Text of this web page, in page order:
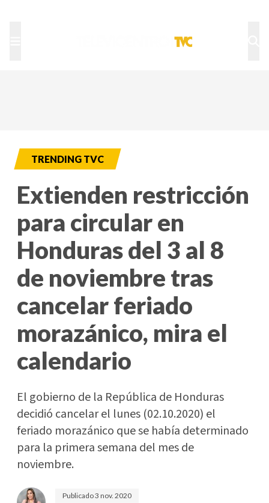
TRENDING TVC
Extienden restricción
para circular en
Honduras del 3 al 8
de noviembre tras
cancelar feriado
morazánico, mira el
calendario
El gobierno de la República de Honduras
decidió cancelar el lunes (02.10.2020) el
feriado morazánico que se había determinado
para la primera semana del mes de
noviembre.
Publicado3 nov. 2020